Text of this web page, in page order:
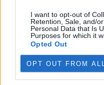
I want to opt-out of
Retention, Sale, and/
Personal Data that Is
Purposes for which it
Opted Out
OPT OUT FROM ALL
Online diskuse
Redakce Ekolistu vítá
že zde publikujete svůj
vyhrazuje právo smazat
DO DISKUZE SE